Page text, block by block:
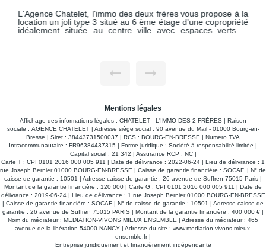
L'Agence Chatelet, l'immo des deux frères vous propose à la
location un joli type 3 situé au 6 ème étage d'une copropriété
idéalement située au centre ville avec espaces verts et
cuisine aménagée et équipée, salon -séjour avec accès au
d'isolation en façade il y a environ 6 ans, d'où un dpe en C.
Une climatisation sera installée sur le mois d'octobre.
Chauffage collectif au sol - Avec comme dépendance une
cave, stationnement non nominatif . Gros plus la copropriété
dispose d'une parking fermé par portail électrique. Vous vous
trouvez à deux pas des commerces, des bus, école
élémentaires , de l'université l Lyon III. Libre de suite
Mentions légales
Affichage des informations légales : CHATELET - L'IMMO DES 2 FRÈRES | Raison
sociale : AGENCE CHATELET | Adresse siège social : 90 avenue du Mail - 01000 Bourg-en-
Bresse | Siret : 38443731500037 | RCS : BOURG-EN-BRESSE | Numero TVA
Intracommunautaire : FR96384437315 | Forme juridique : Société à responsabilité limitée |
Capital social : 21 342 | Assurance RCP : NC |
Carte T : CPI 0101 2016 000 005 911 | Date de délivrance : 2022-06-24 | Lieu de délivrance : 1
rue Joseph Bernier 01000 BOURG-EN-BRESSE | Caisse de garantie financière : SOCAF. | N° de
caisse de garantie : 10501 | Adresse caisse de garantie : 26 avenue de Suffren 75015 Paris |
Montant de la garantie financière : 120 000 | Carte G : CPI 0101 2016 000 005 911 | Date de
délivrance : 2019-06-24 | Lieu de délivrance : 1 rue Joseph Bernier 01000 BOURG-EN-BRESSE
| Caisse de garantie financière : SOCAF | N° de caisse de garantie : 10501 | Adresse caisse de
garantie : 26 avenue de Suffren 75015 PARIS | Montant de la garantie financière : 400 000 € |
Nom du médiateur : MEDIATION-VIVONS MIEUX ENSEMBLE | Adresse du médiateur : 465
avenue de la libération 54000 NANCY | Adresse du site : www.mediation-vivons-mieux-
ensemble.fr|
Entreprise juridiquement et financièrement indépendante